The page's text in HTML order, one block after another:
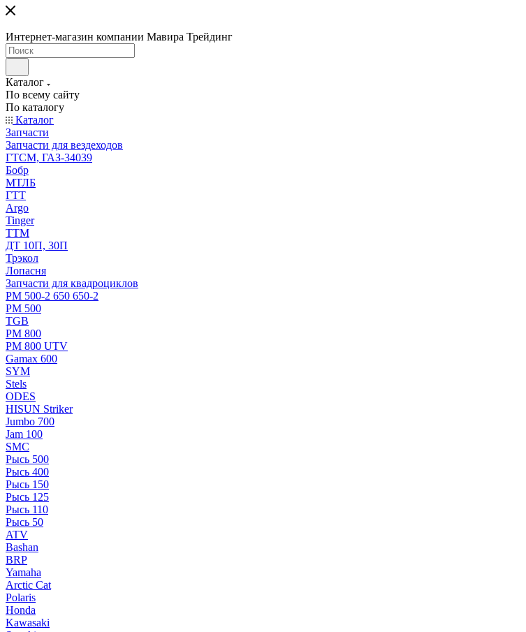
Интернет-магазин компании Мавира Трейдинг
Каталог
По всему сайту
По каталогу
Каталог
Запчасти
Запчасти для вездеходов
ГТСМ, ГАЗ-34039
Бобр
МТЛБ
ГТТ
Argo
Tinger
ТТМ
ДТ 10П, 30П
Трэкол
Лопасня
Запчасти для квадроциклов
РМ 500-2 650 650-2
РМ 500
TGB
РМ 800
РМ 800 UTV
Gamax 600
SYM
Stels
ОDЕS
HISUN Striker
Jumbo 700
Jam 100
SMC
Рысь 500
Рысь 400
Рысь 150
Рысь 125
Рысь 110
Рысь 50
ATV
Bashan
BRP
Yamaha
Arctic Cat
Polaris
Honda
Kawasaki